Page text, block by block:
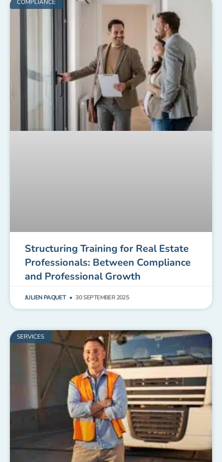
COMPLIANCE
Structuring Training for Real Estate
Professionals: Between Compliance
and Professional Growth
JULIEN PAQUET 30 SEPTEMBER 2025
SERVICES